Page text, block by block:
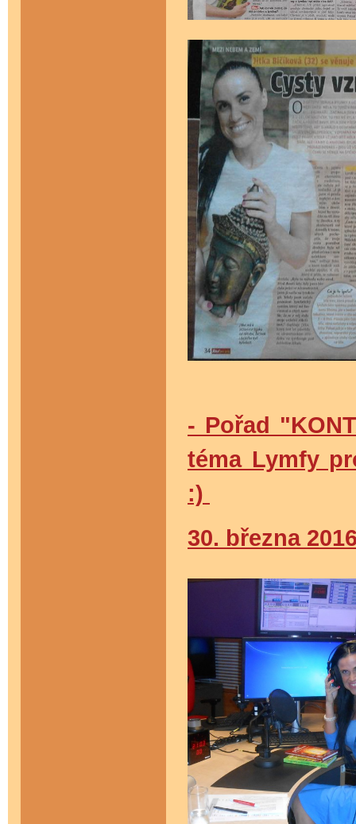
- Pořad
téma Lymfy
:)
30. března